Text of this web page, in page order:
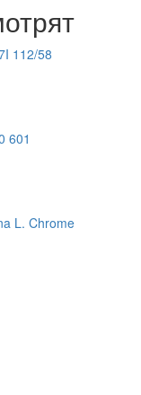
112/58
601
L. Chrome